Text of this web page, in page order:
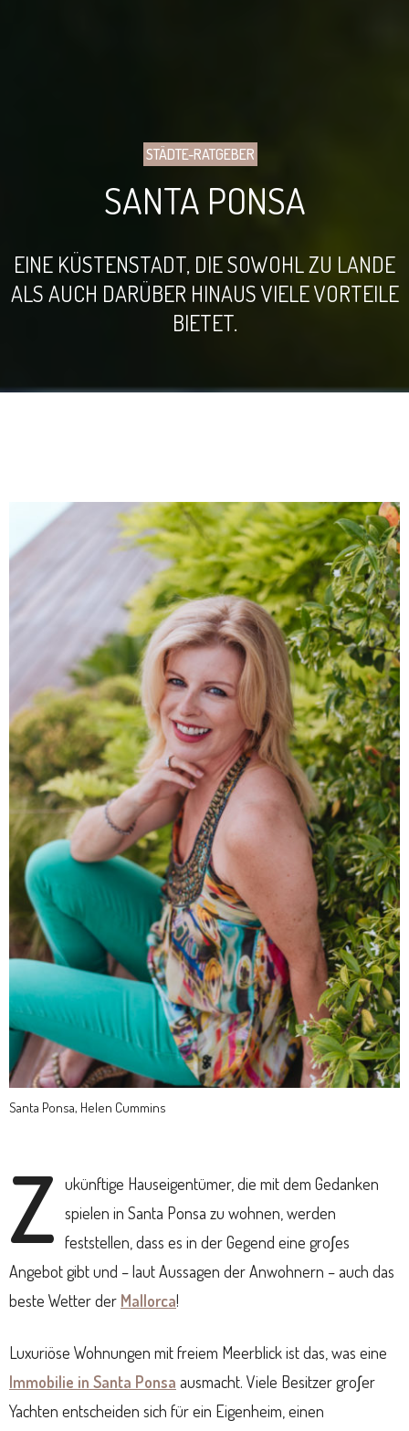
STÄDTE-RATGEBER
SANTA PONSA
EINE KÜSTENSTADT, DIE SOWOHL ZU LANDE
ALS AUCH DARÜBER HINAUS VIELE VORTEILE
BIETET.
Santa Ponsa, Helen Cummins
Z ukünftige Hauseigentümer, die mit dem Gedanken
spielen in Santa Ponsa zu wohnen, werden
feststellen, dass es in der Gegend eine gro∫es
Angebot gibt und – laut Aussagen der Anwohnern – auch das
beste Wetter der Mallorca!
Luxuriöse Wohnungen mit freiem Meerblick ist das, was eine
Immobilie in Santa Ponsa ausmacht. Viele Besitzer gro∫er
Yachten entscheiden sich für ein Eigenheim, einen